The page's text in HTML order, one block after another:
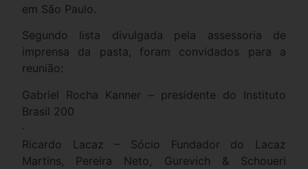
em São Paulo.
Segundo lista divulgada pela assessoria de
imprensa da pasta, foram convidados para a
reunião:
Gabriel Rocha Kanner – presidente do Instituto
Brasil 200
·
Ricardo Lacaz – Sócio Fundador do Lacaz
Martins, Pereira Neto, Gurevich & Schoueri